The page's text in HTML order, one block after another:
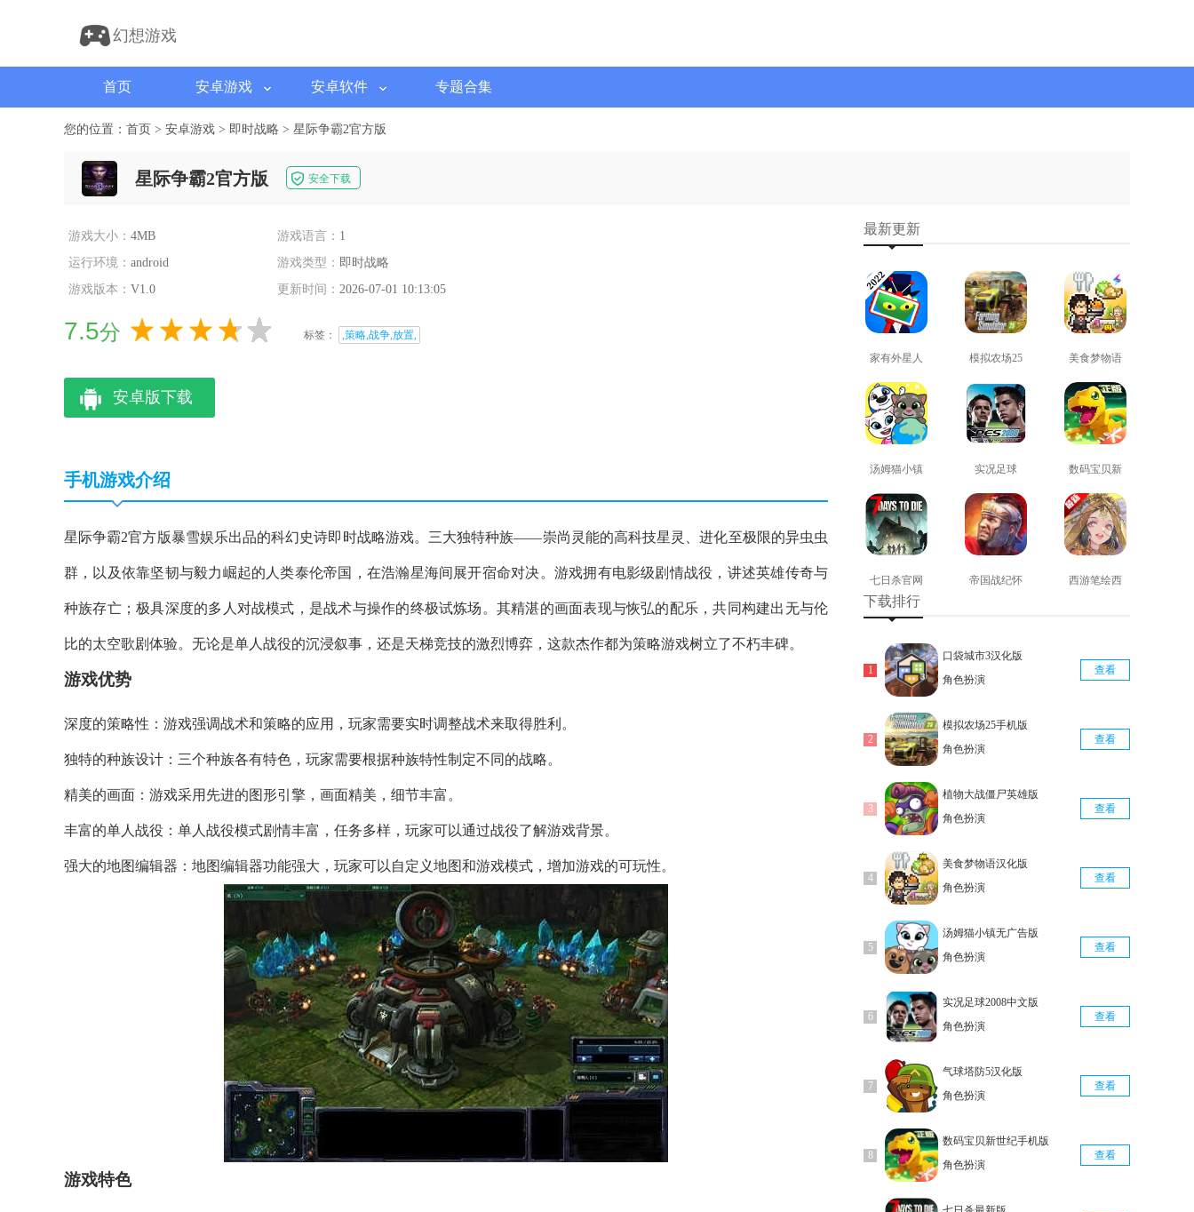
幻想游戏
首页 安卓游戏 安卓软件 专题合集
您的位置： 首页 > 安卓游戏 > 即时战略 > 星际争霸2官方版
星际争霸2官方版 安全下载
游戏大小： 4MB 游戏语言： 1
运行环境： android 游戏类型： 即时战略
游戏版本： V1.0 更新时间： 2026-07-01 10:13:05
7.5分 标签： ,策略,战争,放置,
安卓版下载
手机游戏介绍
星际争霸2官方版暴雪娱乐出品的科幻史诗即时战略游戏。三大独特种族——崇尚灵能的高科技星灵、进化至极限的异虫虫
群，以及依靠坚韧与毅力崛起的人类泰伦帝国，在浩瀚星海间展开宿命对决。游戏拥有电影级剧情战役，讲述英雄传奇与
种族存亡；极具深度的多人对战模式，是战术与操作的终极试炼场。其精湛的画面表现与恢弘的配乐，共同构建出无与伦
比的太空歌剧体验。无论是单人战役的沉浸叙事，还是天梯竞技的激烈博弈，这款杰作都为策略游戏树立了不朽丰碑。
游戏优势
深度的策略性：游戏强调战术和策略的应用，玩家需要实时调整战术来取得胜利。
独特的种族设计：三个种族各有特色，玩家需要根据种族特性制定不同的战略。
精美的画面：游戏采用先进的图形引擎，画面精美，细节丰富。
丰富的单人战役：单人战役模式剧情丰富，任务多样，玩家可以通过战役了解游戏背景。
强大的地图编辑器：地图编辑器功能强大，玩家可以自定义地图和游戏模式，增加游戏的可玩性。
游戏特色
最新更新
家有外星人
免费版
查看
模拟农场25
免费版
查看
美食梦物语
正版
查看
汤姆猫小镇
免费版
查看
实况足球
2008安卓版
查看
数码宝贝新
世纪免费版
查看
七日杀官网
版
查看
帝国战纪怀
西游笔绘西
下载排行
口袋城市3汉化版
角色扮演
查看
模拟农场25手机版
角色扮演
查看
植物大战僵尸英雄版
角色扮演
查看
美食梦物语汉化版
角色扮演
查看
汤姆猫小镇无广告版
角色扮演
查看
实况足球2008中文版
角色扮演
查看
气球塔防5汉化版
角色扮演
查看
数码宝贝新世纪手机版
角色扮演
查看